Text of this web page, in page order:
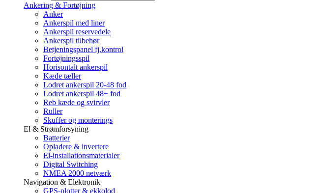
Ankering & Fortøjning
Anker
Ankerspil med liner
Ankerspil reservedele
Ankerspil tilbehør
Betjeningspanel fj.kontrol
Fortøjningsspil
Horisontalt ankerspil
Kæde tæller
Lodret ankerspil 20-48 fod
Lodret ankerspil 48+ fod
Reb kæde og svirvler
Ruller
Skuffer og monterings
El & Strømforsyning
Batterier
Opladere & invertere
El-installationsmaterialer
Digital Switching
NMEA 2000 netværk
Navigation & Elektronik
GPS-plotter & ekkolod